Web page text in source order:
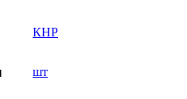
КНР
шт